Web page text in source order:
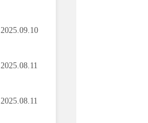
2025.09.10
2025.08.11
2025.08.11